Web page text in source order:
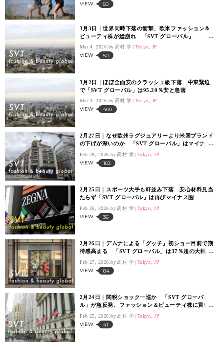
VIEW 50
3月3日｜世界同時下落の衝撃、欧米ファッション＆
ビューティ株が総崩れ 「SVT グローバル」
103.76％の大幅下落
Mar 4, 2026. 高村 学 Tokyo, JP
VIEW 50
3月2日｜ほぼ全面安のクラッシュ級下落 中東緊迫
で「SVT グローバル」は95.20％安と急落
Mar 3, 2026. 高村 学 Tokyo, JP
VIEW 400
2月27日｜なぜ欧州ラグジュアリーより米国ブランド
の下げが深いのか 「SVT グローバル」はマイナス
46％の大幅下落
Feb 28, 2026. 高村 学 Tokyo, JP
VIEW 103
2月25日｜スポーツ大手も軒並み下落 安心材料見当
たらず「SVT グローバル」は再びマイナス圏
Feb 26, 2026. 高村 学 Tokyo, JP
VIEW 36
2月26日｜デムナによる「グッチ」初ショー目前で期
待感高まる 「SVT グローバル」は37％超の大幅反
Feb 27, 2026. 高村 学 Tokyo, JP
VIEW 84
2月24日｜関税ショック一巡か 「SVT グローバ
ル」が急反発、ファッション＆ビューティ株に買い
Feb 25, 2026. 高村 学 Tokyo, JP
VIEW 41